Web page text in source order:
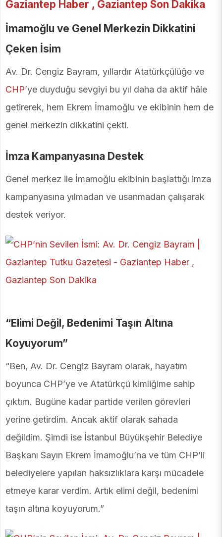
İmamoğlu ve Genel Merkezin Dikkatini
Çeken İsim
Av. Dr. Cengiz Bayram, yıllardır Atatürkçülüğe ve
CHP’ye duyduğu sevgiyi bu yıl daha da aktif hâle
getirerek, hem Ekrem İmamoğlu ve ekibinin hem de
genel merkezin dikkatini çekti.
İmza Kampanyasına Destek
Genel merkez ile İmamoğlu ekibinin başlattığı imza
kampanyasına yılmadan ve usanmadan çalışarak
destek veriyor.
“Elimi Değil, Bedenimi Taşın Altına
Koyuyorum”
“Ben, Av. Dr. Cengiz Bayram olarak, hayatım
boyunca CHP’ye ve Atatürkçü kimliğime sahip
çıktım. Bugüne kadar partide verilen görevleri
yerine getirdim. Ancak aktif olarak sahada
değildim. Şimdi ise İstanbul Büyükşehir Belediye
Başkanı Sayın Ekrem İmamoğlu’na ve tüm CHP’li
belediyelere yapılan haksızlıklara karşı mücadele
etmeye karar verdim. Artık elimi değil, bedenimi
taşın altına koyuyorum.”